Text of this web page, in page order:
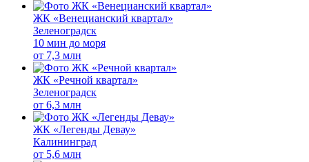
ЖК «Венецианский квартал»
Зеленоградск
10 мин до моря
от 7,3 млн
ЖК «Речной квартал»
Зеленоградск
от 6,3 млн
ЖК «Легенды Девау»
Калининград
от 5,6 млн